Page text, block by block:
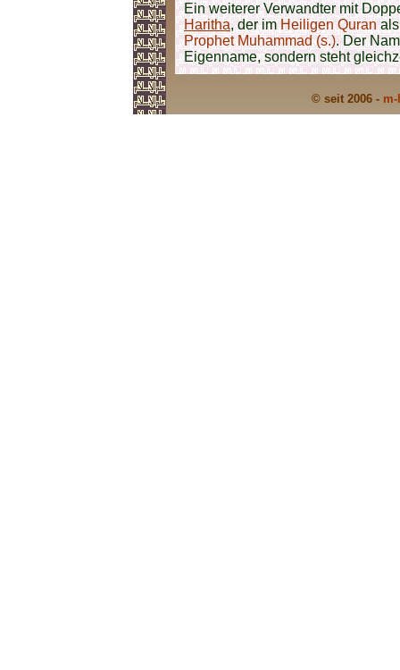
Ein weiterer Verwandter mit
Haritha, der imHeiligen Quranals
Prophet Muhammad (s.). Der
Eigenname, sondern steht
© seit 2006 -